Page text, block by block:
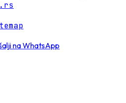
na WhatsApp